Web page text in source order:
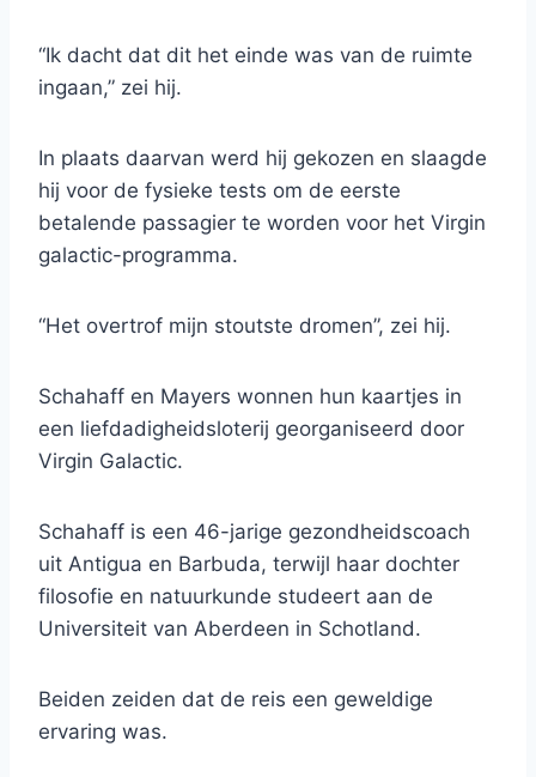
“Ik dacht dat dit het einde was van de ruimte
ingaan,” zei hij.
In plaats daarvan werd hij gekozen en slaagde
hij voor de fysieke tests om de eerste
betalende passagier te worden voor het Virgin
galactic-programma.
“Het overtrof mijn stoutste dromen”, zei hij.
Schahaff en Mayers wonnen hun kaartjes in
een liefdadigheidsloterij georganiseerd door
Virgin Galactic.
Schahaff is een 46-jarige gezondheidscoach
uit Antigua en Barbuda, terwijl haar dochter
filosofie en natuurkunde studeert aan de
Universiteit van Aberdeen in Schotland.
Beiden zeiden dat de reis een geweldige
ervaring was.